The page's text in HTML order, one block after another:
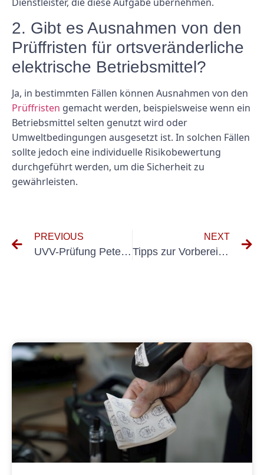
2. Gibt es Ausnahmen von den
Prüffristen für ortsveränderliche
elektrische Betriebsmittel?
Ja, in bestimmten Fällen können Ausnahmen von den
Prüffristen gemacht werden, beispielsweise wenn ein
Betriebsmittel selten genutzt wird oder
Umweltbedingungen ausgesetzt ist. In solchen Fällen
sollte jedoch eine individuelle Risikobewertung
durchgeführt werden, um die Sicherheit zu
gewährleisten.
PREVIOUS
UVV-Prüfung Petershagen
NEXT
Tipps zur Vorbereitung auf die DGUV 70 Prüfung